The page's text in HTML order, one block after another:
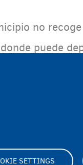
no
puede
su basura.
SETTINGS